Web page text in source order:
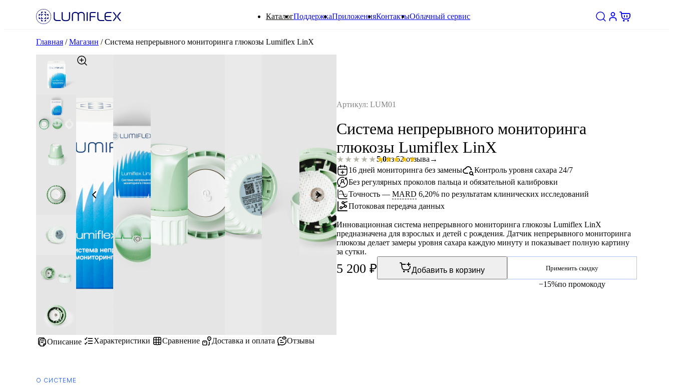
КаталогПоддержкаПриложенияКонтактыОблачный сервис
Главная /Магазин /Система непрерывного мониторинга глюкозы Lumiflex LinX
Артикул: LUM01
Система непрерывного мониторинга
глюкозы Lumiflex LinX
★★★★★★★★★★
5,0из 52 отзыва →
16 дней мониторинга без замены
Контроль уровня сахара 24/7
Без регулярных проколов пальца и обязательной калибровки
Точность — MARD 6,20% по результатам клинических исследований
Потоковая передача данных
Инновационная система непрерывного мониторинга глюкозы Lumiflex LinX
предназначена для взрослых и детей с рождения. Датчик непрерывного мониторинга
глюкозы делает замеры уровня сахара каждую минуту и показывает полную картину
за сутки.
5 200 ₽
Добавить в корзину
−15%по промокоду
Применить скидку
Описание Характеристики Сравнение Доставка и оплата Отзывы
О СИСТЕМЕ